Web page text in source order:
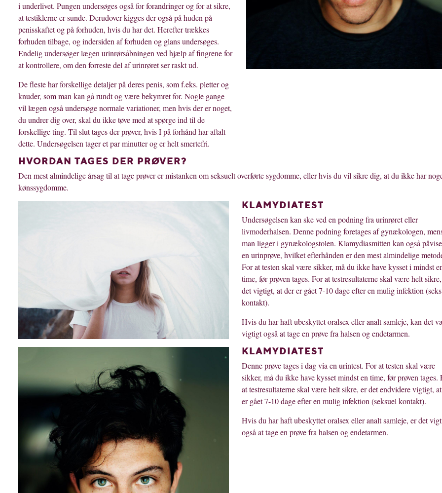
i underlivet. Pungen undersøges også for forandringer og for at sikre,
at testiklerne er sunde. Derudover kigges der også på huden på
penisskaftet og på forhuden, hvis du har det. Herefter trækkes
forhuden tilbage, og indersiden af forhuden og glans undersøges.
Endelig undersøger lægen urinrørsåbningen ved hjælp af fingrene for
at kontrollere, om den forreste del af urinrøret ser raskt ud.
De fleste har forskellige detaljer på deres penis, som f.eks. pletter og
knuder, som man kan gå rundt og være bekymret for. Nogle gange
vil lægen også undersøge normale variationer, men hvis der er noget,
du undrer dig over, skal du ikke tøve med at spørge ind til de
forskellige ting. Til slut tages der prøver, hvis I på forhånd har aftalt
dette. Undersøgelsen tager et par minutter og er helt smertefri.
HVORDAN TAGES DER PRØVER?
Den mest almindelige årsag til at tage prøver er mistanken om seksuelt overførte sygdomme, eller hvis du vil sikre dig, at du ikke har
kønssygdomme.
KLAMYDIATEST
Undersøgelsen kan ske ved en podning fra urinrøret eller
livmoderhalsen. Denne podning foretages af gynækologen,
man ligger i gynækologstolen. Klamydiasmitten kan også
en urinprøve, hvilket efterhånden er den mest almindelige
For at testen skal være sikker, må du ikke have kysset i mindst
time, før prøven tages. For at testresultaterne skal være helt
det vigtigt, at der er gået 7-10 dage efter en mulig infektion
kontakt).
Hvis du har haft ubeskyttet oralsex eller analt samleje, kan det
vigtigt også at tage en prøve fra halsen og endetarmen.
KLAMYDIATEST
Denne prøve tages i dag via en urintest. For at testen skal være
sikker, må du ikke have kysset mindst en time, før prøven tages.
at testresultaterne skal være helt sikre, er det endvidere vigtigt,
er gået 7-10 dage efter en mulig infektion (seksuel kontakt).
Hvis du har haft ubeskyttet oralsex eller analt samleje, er det
også at tage en prøve fra halsen og endetarmen.